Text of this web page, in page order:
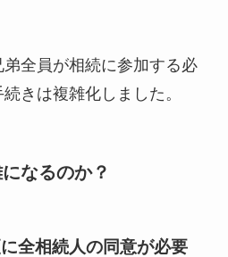
全員が相続に参加する必
きは複雑化しました。
なるのか？
全相続人の同意が必要